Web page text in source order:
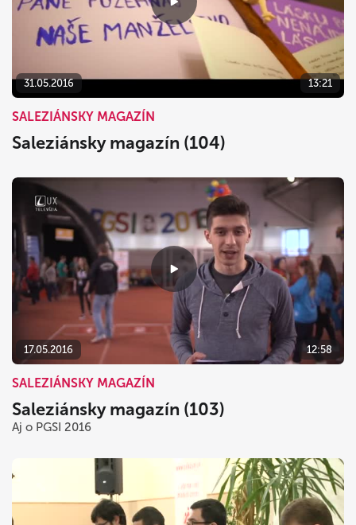
31.05.2016 13:21
SALEZIÁNSKY MAGAZÍN
Saleziánsky magazín (104)
17.05.2016 12:58
SALEZIÁNSKY MAGAZÍN
Saleziánsky magazín (103)
Aj o PGSI 2016